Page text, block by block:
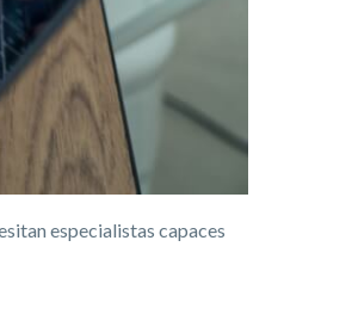
especialistas capaces